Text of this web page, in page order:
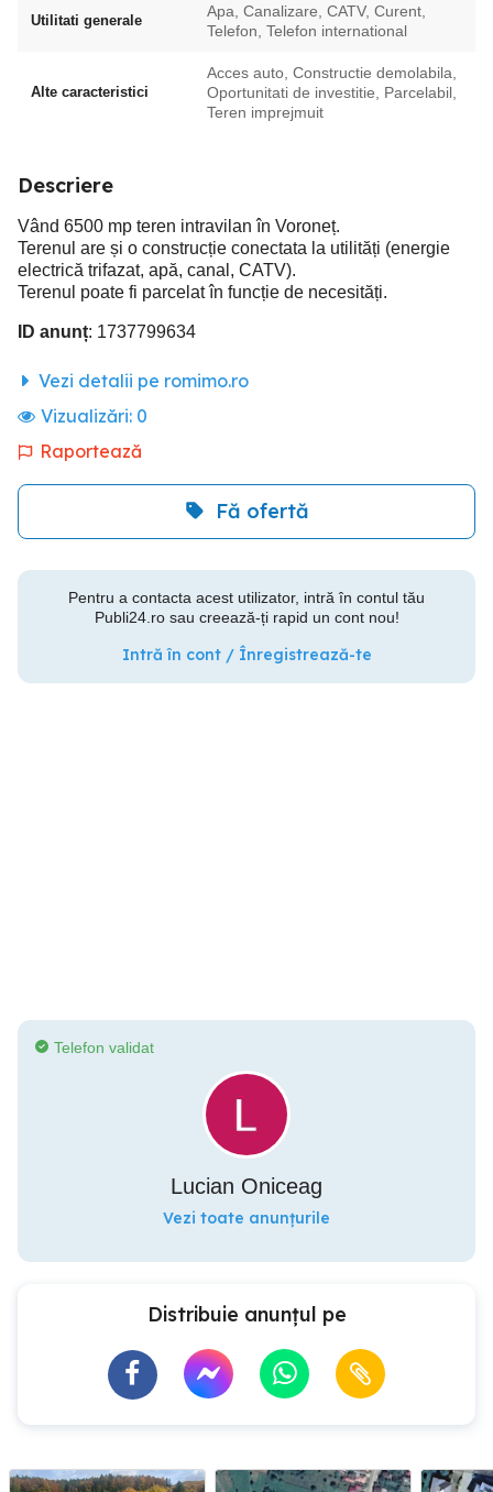
Utilitati generale
Apa, Canalizare, CATV, Curent,
Telefon, Telefon international
Alte caracteristici
Acces auto, Constructie demolabila,
Oportunitati de investitie, Parcelabil,
Teren imprejmuit
Descriere
Vând 6500 mp teren intravilan în Voroneț.
Terenul are și o construcție conectata la utilități (energie
electrică trifazat, apă, canal, CATV).
Terenul poate fi parcelat în funcție de necesități.
ID anunț: 1737799634
Vezi detalii pe romimo.ro
Vizualizări: 0
Raportează
Fă ofertă
Pentru a contacta acest utilizator, intră în contul tău
Publi24.ro sau creează-ți rapid un cont nou!
Intră în cont / Înregistrează-te
Telefon validat
Lucian Oniceag
Vezi toate anunțurile
Distribuie anunțul pe